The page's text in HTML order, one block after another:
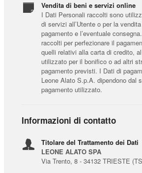
Vendita di beni e servizi online
I Dati Personali raccolti sono
di servizi all’Utente o per la
pagamento e l’eventuale
raccolti per perfezionare il
quelli relativi alla carta di credito,
utilizzato per il bonifico o ad altri
pagamento previsti. I Dati di
Leone Alato S.p.A. dipendono dal
pagamento utilizzato.
Informazioni di contatto
Titolare del Trattamento dei Dati
LEONE ALATO SPA
Via Trento, 8 - 34132 TRIESTE